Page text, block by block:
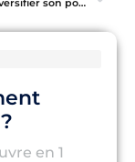
Comment diversifier son portefeuille immobilier à Dubaï pour optimiser ses investissements
en 1